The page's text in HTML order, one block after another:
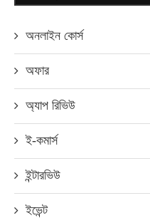
অনলাইন কোর্স
অফার
অ্যাপ রিভিউ
ই-কমার্স
ইন্টারভিউ
ইভেন্ট